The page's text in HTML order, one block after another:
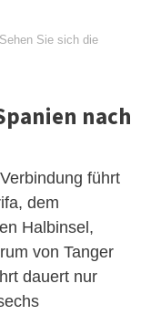
Sehen Sie sich die
nach
führt
dem
Halbinsel,
von Tanger
dauert nur